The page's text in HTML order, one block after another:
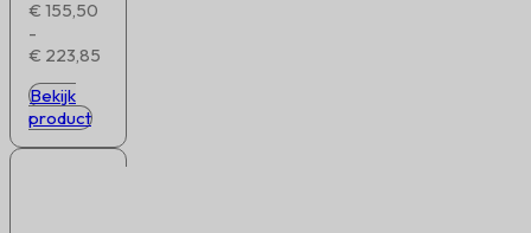
€ 155,50
-
€ 223,85
Bekijk
product